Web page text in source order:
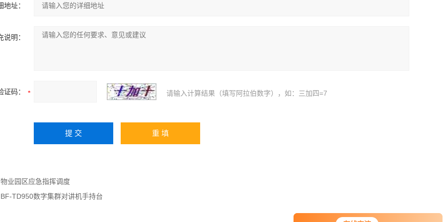
地址：
说明：
证码： 请输入计算结果（填写阿拉伯数字），如：三加四=7
物业园区应急指挥调度
BF-TD950数字集群对讲机手持台